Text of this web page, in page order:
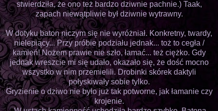
stwierdziła, że ono też bardzo dziwnie pachnie.) Taak,
zapach niewątpliwie był dziwnie wytrawny.
W dotyku baton niczym się nie wyróżniał. Konkretny, twardy,
nielepiący... Przy próbie podziału jednak... toż to cegła /
kamień! Nożem prawie nie szło, łamać... też ciężko. Gdy
jednak wreszcie mi się udało, okazało się, że dość mocno
wszystko w nim przemielili. Drobinki skórek daktyli
połyskiwały sobie tylko.
Gryzienie o dziwo nie było już tak potworne, jak łamanie czy
krojenie.